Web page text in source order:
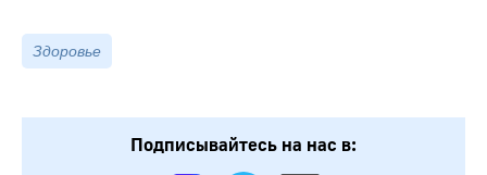
Здоровье
Подписывайтесь на нас в: